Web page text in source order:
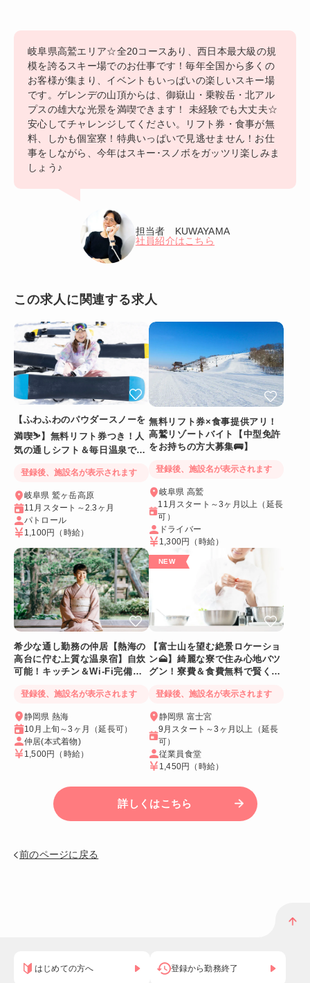
岐阜県高鷲エリア☆全20コースあり、西日本最大級の規
模を誇るスキー場でのお仕事です！毎年全国から多くの
お客様が集まり、イベントもいっぱいの楽しいスキー場
です。ゲレンデの山頂からは、御嶽山・乗鞍岳・北アル
プスの雄大な光景を満喫できます！ 未経験でも大丈夫☆
安心してチャレンジしてください。リフト券・食事が無
料、しかも個室寮！特典いっぱいで見逃せません！お仕
事をしながら、今年はスキー･スノボをガッツリ楽しみま
しょう♪
担当者 KUWAYAMA
社員紹介はこちら
この求人に関連する求人
【ふわふわのパウダースノーを
満喫⛷️】無料リフト券つき！人
気の通しシフト＆毎日温泉でリ
登録後、施設名が表示されます
岐阜県 鷲ヶ岳高原
11月スタート～2.3ヶ月
パトロール
1,100円
（時給）
無料リフト券×食事提供アリ！
高鷲リゾートバイト【中型免許
をお持ちの方大募集🚌】
登録後、施設名が表示されます
岐阜県 高鷲
11月スタート～3ヶ月以上（延長
可）
ドライバー
1,300円
（時給）
希少な通し勤務の仲居【熱海の
高台に佇む上質な温泉宿】自炊
可能！キッチン＆Wi-Fi完備！
登録後、施設名が表示されます
静岡県 熱海
10月上旬～3ヶ月（延長可）
仲居(本式着物)
1,500円 （時給）
【富士山を望む絶景ロケーショ
ン🗻】綺麗な寮で住み心地バツ
グン！寮費＆食費無料で賢く稼
登録後、施設名が表示されます
静岡県 富士宮
9月スタート～3ヶ月以上（延長
可）
従業員食堂
1,450円 （時給）
詳しくはこちら
前のページに戻る
はじめての方へ 登録から勤務終了